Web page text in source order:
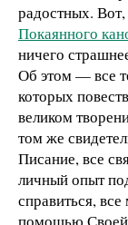
радостных. Вот,
Покаянного
ничего
Об этом — все
которых
великом
том же
Писание, все
личный опыт
справиться,